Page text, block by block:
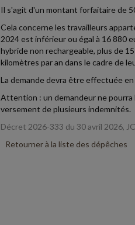
Il s'agit d'un montant forfaitaire de
Cela concerne les travailleurs
2024 est inférieur ou égal à 16 880
hybride non rechargeable, plus de
kilomètres par an dans le cadre de
La demande devra être effectuée
Attention : un demandeur ne pourra
versement de plusieurs indemnités.
Décret 2026-333 du 30 avril 2026,
Retourner à la liste des dépêches